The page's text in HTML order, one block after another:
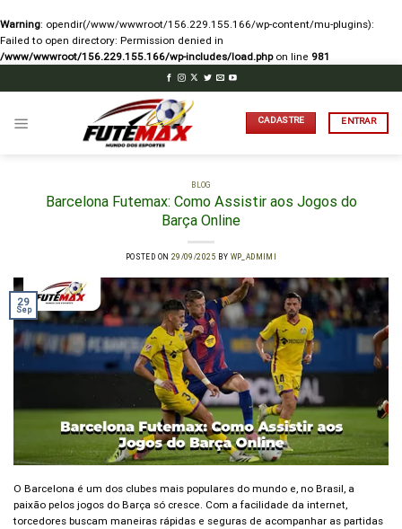
Warning: opendir(/www/wwwroot/156.229.155.166/wp-content/mu-plugins):
Failed to open directory: Permission denied in
/www/wwwroot/156.229.155.166/wp-includes/load.phpon line 981
CADASTRE ENTRAR
BLOG
Barcelona Futemax: Como Assistir aos Jogos do
Barça Online
POSTED ON 29/09/2025 BY WP_ADMIMI
29
Sep
O Barcelona é um dos clubes mais populares do mundo e, no Brasil, a
paixão pelos jogos do Barça só cresce. Com a facilidade da internet,
torcedores buscam maneiras rápidas e seguras de acompanhar as partidas